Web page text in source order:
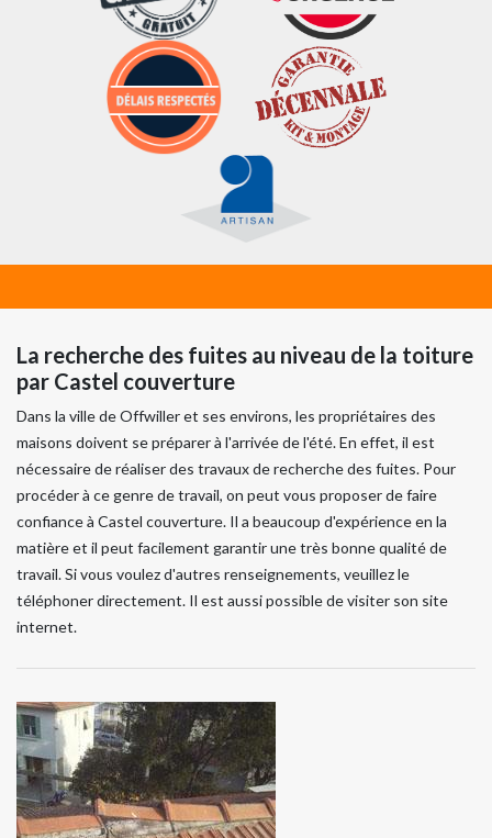
La recherche des fuites au niveau de la toiture
par Castel couverture
Dans la ville de Offwiller et ses environs, les propriétaires des
maisons doivent se préparer à l'arrivée de l'été. En effet, il est
nécessaire de réaliser des travaux de recherche des fuites. Pour
procéder à ce genre de travail, on peut vous proposer de faire
confiance à Castel couverture. Il a beaucoup d'expérience en la
matière et il peut facilement garantir une très bonne qualité de
travail. Si vous voulez d'autres renseignements, veuillez le
téléphoner directement. Il est aussi possible de visiter son site
internet.